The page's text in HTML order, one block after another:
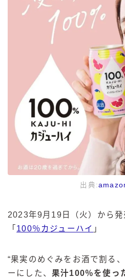
出典:
2023年9月19日（火）から
「 100％カジューハイ 」
“果実のめぐみをお酒で割る
ーにした、 果汁100％を使っ